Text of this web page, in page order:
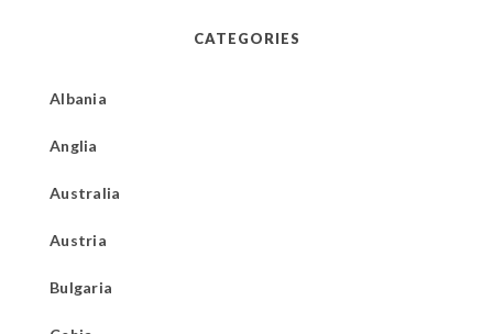
CATEGORIES
Albania
Anglia
Australia
Austria
Bulgaria